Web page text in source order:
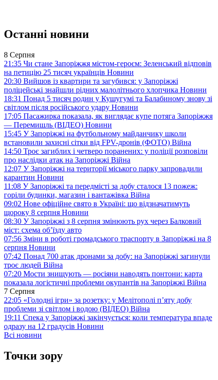
Останні новини
8 Серпня
21:35 Чи стане Запоріжжя містом-героєм: Зеленський відповів
на петицію 25 тисяч українців Новини
20:30 Вийшов із квартири та загубився: у Запоріжжі
поліцейські знайшли рідних малолітнього хлопчика Новини
18:31 Понад 5 тисяч родин у Кушугумі та Балабиному знову зі
світлом після російського удару Новини
17:05 Пасажирка показала, як виглядає купе потяга Запоріжжя
— Перемишль (ВІДЕО) Новини
15:45 У Запоріжжі на футбольному майданчику школи
встановили захисні сітки від FPV-дронів (ФОТО) Війна
14:50 Троє загиблих і четверо поранених: у поліції розповіли
про наслідки атак на Запоріжжі Війна
12:07 У Запоріжжі на території міського парку запровадили
карантин Новини
11:08 У Запоріжжі та передмісті за добу сталося 13 пожеж:
горіли будинки, магазин і вантажівка Війна
09:02 Нове офіційне свято в Україні: що відзначатимуть
щороку 8 серпня Новини
08:30 У Запоріжжі з 8 серпня змінюють рух через Балковий
міст: схема об’їзду авто
07:56 Зміни в роботі громадського траспорту в Запоріжжі на 8
серпня Новини
07:42 Понад 700 атак дронами за добу: на Запоріжжі загинули
троє людей Війна
07:20 Мости знищують — росіяни наводять понтони: карта
показала логістичні проблеми окупантів на Запоріжжі Війна
7 Серпня
22:05 «Голодні ігри» за розетку: у Мелітополі п’яту добу
проблеми зі світлом і водою (ВІДЕО) Війна
19:11 Спека у Запоріжжі закінчується: коли температура впаде
одразу на 12 градусів Новини
Всі новини
Точки зору